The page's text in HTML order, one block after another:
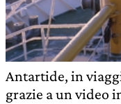
Antartide, in
grazie a un video